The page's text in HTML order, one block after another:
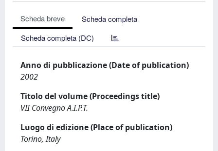
Scheda breve
Scheda completa
Scheda completa (DC)
Anno di pubblicazione (Date of publication)
2002
Titolo del volume (Proceedings title)
VII Convegno A.I.P.T.
Luogo di edizione (Place of publication)
Torino, Italy